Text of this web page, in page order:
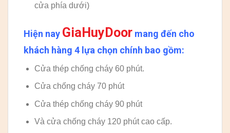
cửa phía dưới)
Hiện nay GiaHuyDoor mang đến cho
khách hàng 4 lựa chọn chính bao gồm:
Cửa thép chống cháy 60 phút.
Cửa chống cháy 70 phút
Cửa thép chống cháy 90 phút
Và cửa chống cháy 120 phút cao cấp.